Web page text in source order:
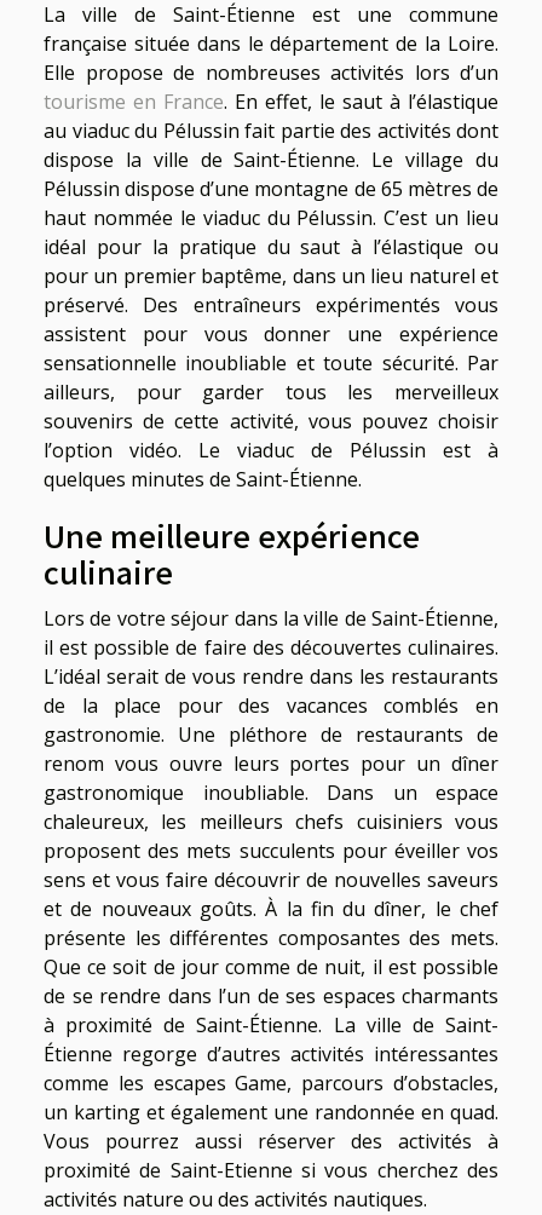
La ville de Saint-Étienne est une commune
française située dans le département de la Loire.
Elle propose de nombreuses activités lors d’un
tourisme en France. En effet, le saut à l’élastique
au viaduc du Pélussin fait partie des activités dont
dispose la ville de Saint-Étienne. Le village du
Pélussin dispose d’une montagne de 65 mètres de
haut nommée le viaduc du Pélussin. C’est un lieu
idéal pour la pratique du saut à l’élastique ou
pour un premier baptême, dans un lieu naturel et
préservé. Des entraîneurs expérimentés vous
assistent pour vous donner une expérience
sensationnelle inoubliable et toute sécurité. Par
ailleurs, pour garder tous les merveilleux
souvenirs de cette activité, vous pouvez choisir
l’option vidéo. Le viaduc de Pélussin est à
quelques minutes de Saint-Étienne.
Une meilleure expérience
culinaire
Lors de votre séjour dans la ville de Saint-Étienne,
il est possible de faire des découvertes culinaires.
L’idéal serait de vous rendre dans les restaurants
de la place pour des vacances comblés en
gastronomie. Une pléthore de restaurants de
renom vous ouvre leurs portes pour un dîner
gastronomique inoubliable. Dans un espace
chaleureux, les meilleurs chefs cuisiniers vous
proposent des mets succulents pour éveiller vos
sens et vous faire découvrir de nouvelles saveurs
et de nouveaux goûts. À la fin du dîner, le chef
présente les différentes composantes des mets.
Que ce soit de jour comme de nuit, il est possible
de se rendre dans l’un de ses espaces charmants
à proximité de Saint-Étienne. La ville de Saint-
Étienne regorge d’autres activités intéressantes
comme les escapes Game, parcours d’obstacles,
un karting et également une randonnée en quad.
Vous pourrez aussi réserver des activités à
proximité de Saint-Etienne si vous cherchez des
activités nature ou des activités nautiques.